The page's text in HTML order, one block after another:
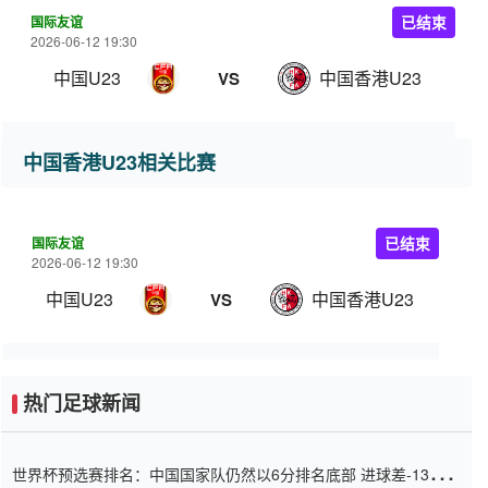
国际友谊
2026-06-12 19:30
中国U23 VS 中国香港U23
已结束
中国香港U23相关比赛
国际友谊
2026-06-12 19:30
中国U23 VS 中国香港U23
已结束
热门足球新闻
世界杯预选赛排名：中国国家队仍然以6分排名底部 进球差-13令人